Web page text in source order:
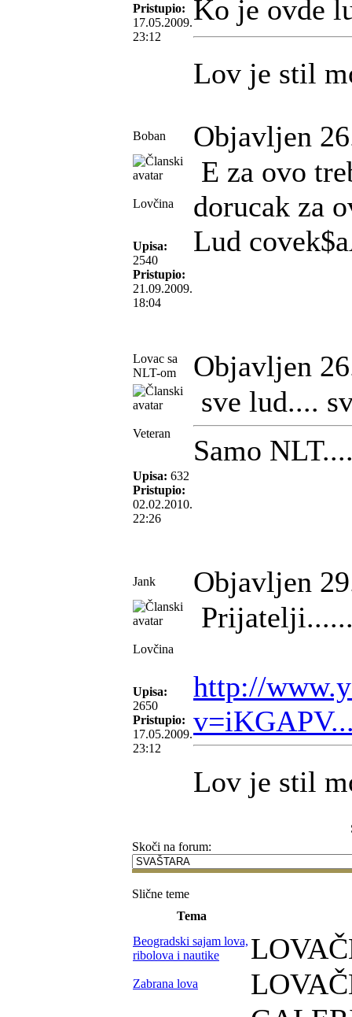
Pristupio:
17.05.2009.
23:12
Ko je ovde
Lov je stil
Boban Objavljen
Lovčina
Upisa:
2540
Pristupio:
21.09.2009.
18:04
E za ovo
dorucak za
Lud
Lovac sa
NLT-om
Objavljen
Veteran
Upisa: 632
Pristupio:
02.02.2010.
22:26
sve lud....
Samo
Jank Objavljen
Lovčina
Upisa:
2650
Pristupio:
17.05.2009.
23:12
http://
Lov je stil
Skoči na forum:
Slične teme
Tema
Beogradski sajam lova,
ribolova i nautike
Zabrana lova